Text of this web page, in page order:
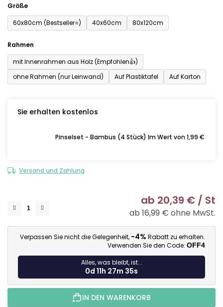
Größe
60x80cm (Bestseller⭐)
40x60cm 80x120cm
Rahmen
mit Innenrahmen aus Holz (Empfohlen👍)
ohne Rahmen (nur Leinwand)
Auf Plastiktafel Auf Karton
Sie erhalten kostenlos
Pinselset - Bambus (4 Stück) Im Wert von 1,99 €
Versand und Zahlung
ab 20,39 € / St
ab 16,99 € ohne MwSt.
Verpassen Sie nicht die Gelegenheit, -4% Rabatt zu erhalten.
Verwenden Sie den Code: OFF4
Alles, was bleibt, ist...
0d 11h 27m 34s
IN DEN WARENKORB